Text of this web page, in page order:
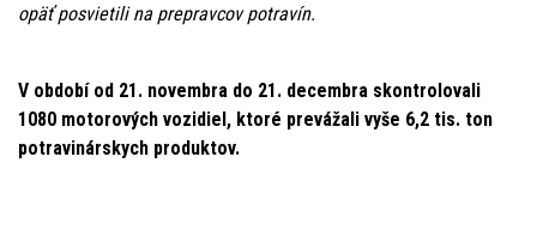
opäť posvietili na prepravcov potravín.
V období od 21. novembra do 21. decembra skontrolovali
1080 motorových vozidiel, ktoré prevážali vyše 6,2 tis. ton
potravinárskych produktov.